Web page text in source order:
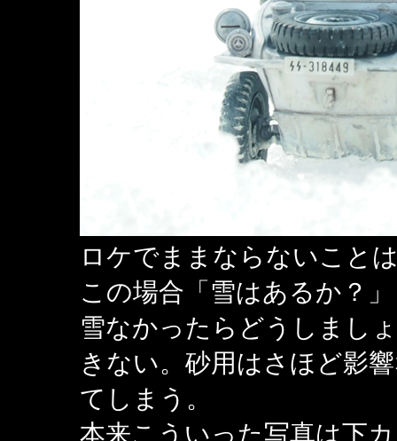
ロケでままならないこと
この場合「雪はあるか？」
雪なかったらどうしまし
きない。砂用はさほど影
てしまう。
本来こういった写真は下